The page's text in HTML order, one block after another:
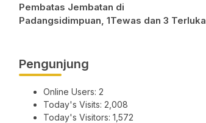
Pembatas Jembatan di
Padangsidimpuan, 1Tewas dan 3 Terluka
Pengunjung
Online Users: 2
Today's Visits: 2,008
Today's Visitors: 1,572